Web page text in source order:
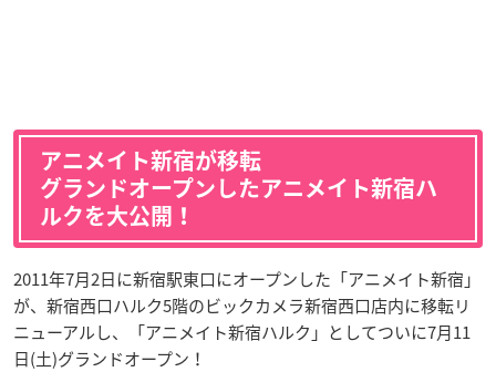
アニメイト新宿が移転
グランドオープンしたアニメイト新宿ハ
ルクを大公開！
2011年7月2日に新宿駅東口にオープンした「アニメイト新宿」
が、新宿西口ハルク5階のビックカメラ新宿西口店内に移転リ
ニューアルし、「アニメイト新宿ハルク」としてついに7月11
日(土)グランドオープン！